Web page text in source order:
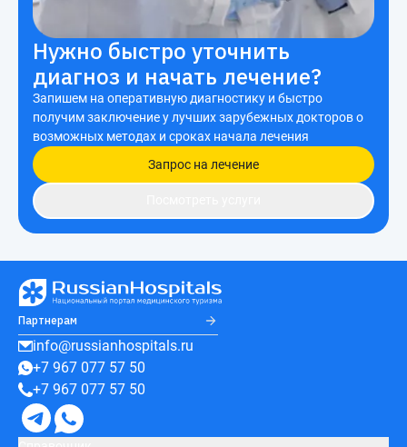
Нужно быстро уточнить
диагноз и начать лечение?
Запишем на оперативную диагностику и быстро
получим заключение у лучших зарубежных докторов о
возможных методах и сроках начала лечения
Запрос на лечение
Партнерам
info@russianhospitals.ru
+7 967 077 57 50
+7 967 077 57 50